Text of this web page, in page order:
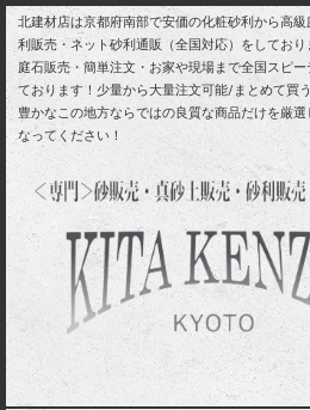
北建材店は京都府南部で安価の化粧砂利から高
利販売・ネット砂利通販（全国対応）をしてお
庭石販売・簡単注文・お家や現場まで全国スピ
ております！少量から大量注文可能/まとめて買
豊かなこの地方ならではの良質な商品だけを厳
なってください！